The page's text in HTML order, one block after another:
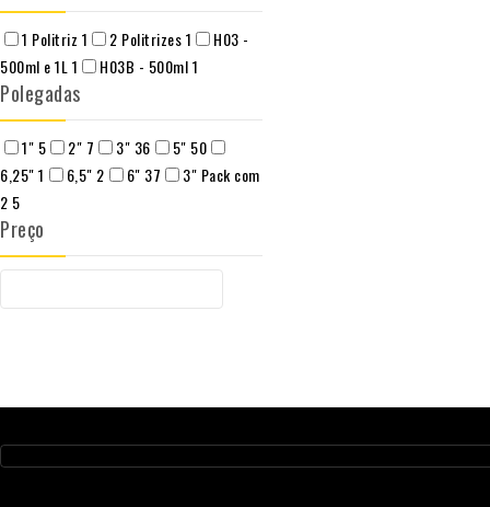
1 Politriz 1 2 Politrizes1
H03 -
500ml e 1L 1 H03B - 500ml1
Polegadas
1" 5 2" 7 3" 36 5" 50
6,25"1 6,5" 2 6" 37
3" Pack com
2 5
Preço